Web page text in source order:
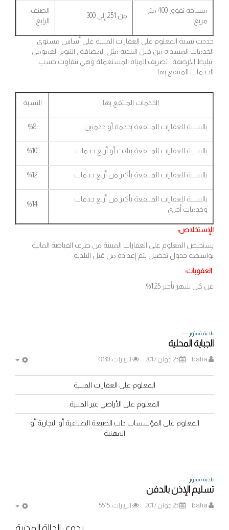
مساحة تفوق 400 متر
مربع
من 251 إلى 300
الصنف
الرابع
حددت نسبة المعلوم على العقارات المبنية على أساس مستوى
الخدمات المسداة من قبل البلدية مثل المضافة , التنوير العمومي
,تبليط الأرصفة , تصريف المياه المستعملة وهي تتفاوت حسب
الخدمات المنتفع بها
الخدمات المنتفع بها النسبة
بالنسبة للعقارات المنتفعة بخدمة أو خدمتين %8
بالنسبة للعقارات المنتفعة بثلاث أو أربع خدمات %10
بالنسبة للعقارات المنتفعة بأكثر من أربع خدمات %12
بالنسبة للعقارات المنتفعة بأكثر من أربع خدمات
وخدمات أخرى
%14
الإستخلاص:
يستخلص المعلوم على العقارات المبنية من طرف القباضة المالية
بواسطة جدول تحصيل يتم إعداده من قبل البلدية
العقوبات:
عن كل شهر تأخير 1.25%.
بلدية تستور
الجباية المحلية
baha 23 جوان 2017 الزيارات: 4830
المعلوم على العقارات المبنية
المعلوم على الأراضي غير المبنية
المعلوم على المؤسسات ذات الصبغة الصناعية أو التجارية أو
المهنية
بلدية تستور
تسليم الإذن بالدفن
baha 23 جوان 2017 الزيارات: 5515
رجوع : الحالة المدنية